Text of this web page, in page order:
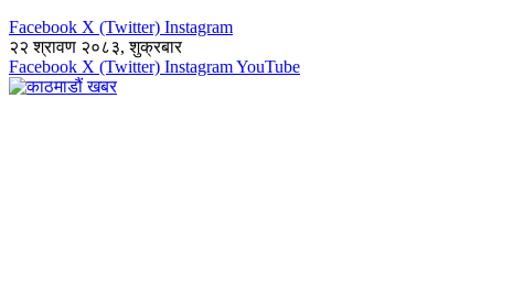
Facebook X (Twitter) Instagram
२२ श्रावण २०८३, शुक्रबार
Facebook X (Twitter) InstagramYouTube